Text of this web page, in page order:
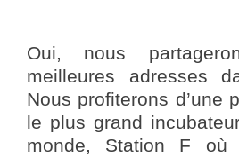
Oui, nous
meilleures adresses
Nous profiterons d’une
le plus grand
monde, Station F où